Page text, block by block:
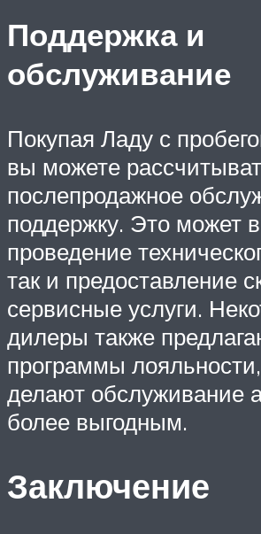
Поддержка и
обслуживание
Покупая Ладу с
вы можете
послепродажное
поддержку. Это может
проведение
так и предоставление
сервисные услуги.
дилеры также
программы
делают обслуживание
более выгодным.
Заключение